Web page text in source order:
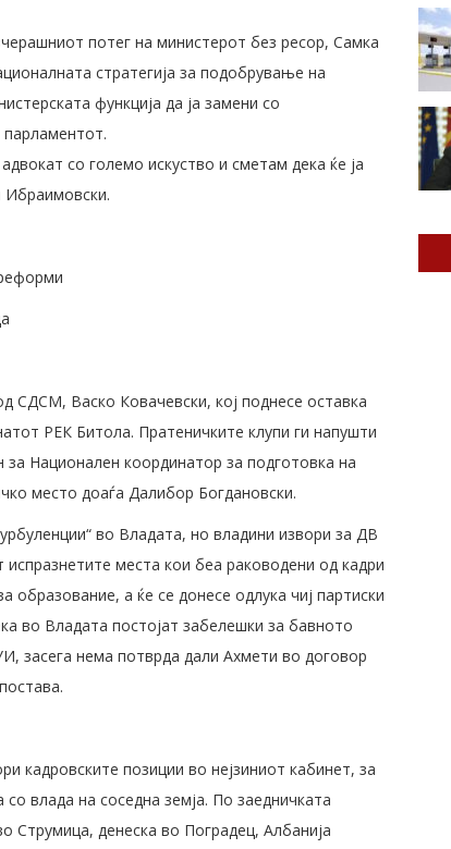
потег на министерoт без ресор, Самка
стратегија за подобрување на
функција да ја замени со
со големо искуство и сметам дека ќе ја
Ибраимовски.
СДСМ, Васко Ковачевски, кој поднесе оставка
РЕК Битола. Пратеничките клупи ги напушти
Национален координатор за подготовка на
место доаѓа Далибор Богдановски.
во Владата, но владини извори за ДВ
места кои беа раководени од кадри
а ќе се донесе одлука чиј партиски
во Владата постојат забелешки за бавното
засега нема потврда дали Ахмети во договор
кадровските позиции во нејзиниот кабинет, за
влада на соседна земја. По заедничката
Струмица, денеска во Поградец, Албанија